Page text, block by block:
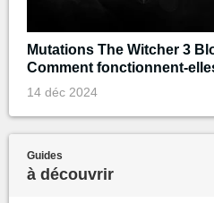
Mutations The Witcher 3
Comment fonctionnent-
14 déc 2024
Guides
à découvrir